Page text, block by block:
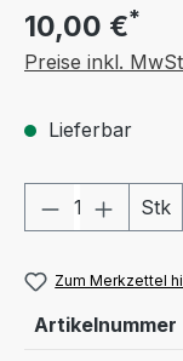
10,00 €*
Preise inkl.
Lieferbar
ProduktStk
Zum Merkzettel
Artikelnummer